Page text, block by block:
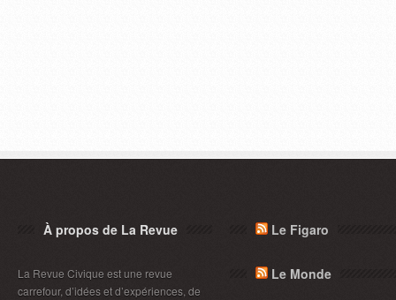
À propos de La Revue
La Revue Civique est une revue
carrefour, d’idées et d’expériences, de
Le Figaro
Le Monde